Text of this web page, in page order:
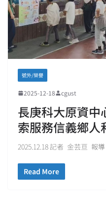
號外/榮譽
2025-12-18 cgust
長庚科大原資中
索服務信義鄉人
2025.12.18 記者 金芸亘 報導
Read More